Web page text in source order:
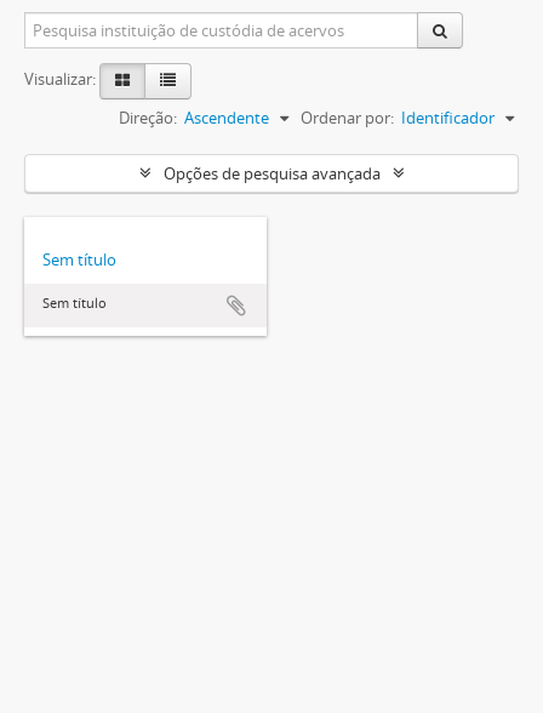
Visualizar:
Ordenar por: Identificador
Direção: Ascendente
Opções de pesquisa avançada
Sem título
Sem título